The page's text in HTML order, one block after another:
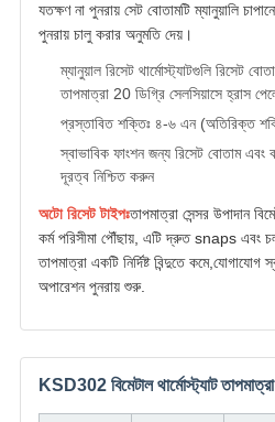
যতক্ষণ না পুনরায় সেট বোতামটি ম্যানুয়ালি
পুনরায় চালু করার অনুমতি দেয়।
ম্যানুয়াল রিসেট থার্মোস্ট্যাটগুলি রিসেট
তাপমাত্রা 20 ডিগ্রি সেলসিয়াসে হ্রাস
প্রস্তাবিত শক্তিঃ ৪-৬ এন (অতিরিক্ত
স্বাভাবিক ফাংশন জন্য রিসেট বোতাম
দূরত্ব নিশ্চিত করুন
অটো রিসেট টাইপঃতাপমাত্রা সেন্সর উপাদান
কর্ম পরিসীমা পৌঁছায়, এটি দ্রুত snaps এবং
তাপমাত্রা একটি নির্দিষ্ট বিন্দুতে কমে,যোগাযোগ
অপারেশন পুনরায় শুরু.
KSD302 বিমেটাল থার্মোস্ট্যাট তাপমাত্রা